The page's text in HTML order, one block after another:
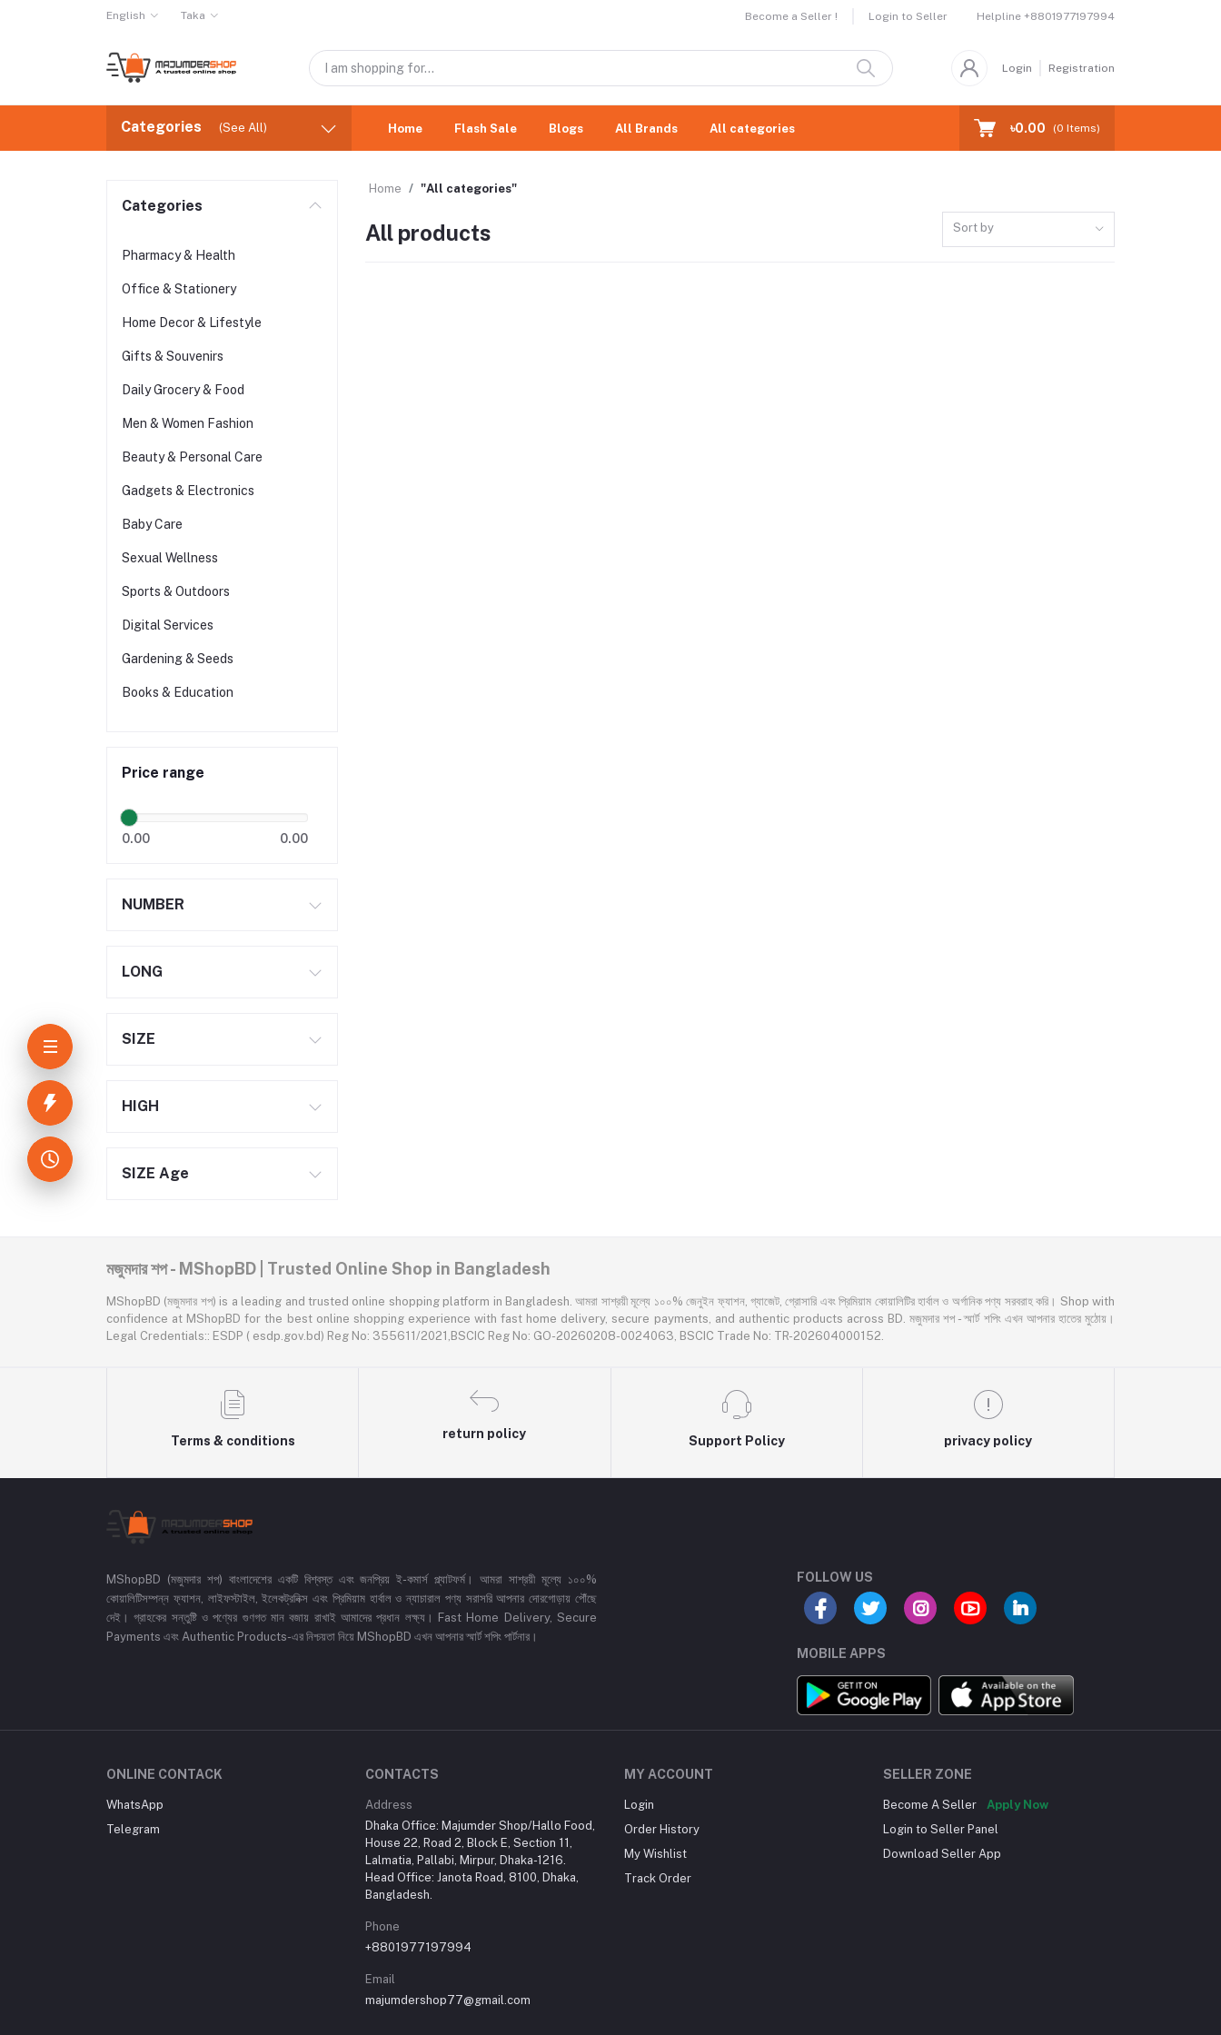
English Taka Become a Seller ! Login to Seller Helpline +8801977197994
Login Registration
Categories (See All) Home Flash Sale Blogs All Brands All categories ৳0.00 (0 Items)
Categories
Pharmacy & Health
Office & Stationery
Home Decor & Lifestyle
Gifts & Souvenirs
Daily Grocery & Food
Men & Women Fashion
Beauty & Personal Care
Gadgets & Electronics
Baby Care
Sexual Wellness
Sports & Outdoors
Digital Services
Gardening & Seeds
Books & Education
Price range
0.00 0.00
NUMBER
LONG
SIZE
HIGH
SIZE Age
Home "All categories"
All products Sort by
মজুমদার শপ - MShopBD | Trusted Online Shop in Bangladesh
MShopBD (মজুমদার শপ) is a leading and trusted online shopping platform in Bangladesh. আমরা সাশ্রয়ী মূল্যে ১০০% জেনুইন ফ্যাশন, গ্যাজেট, গ্রোসারি এবং প্রিমিয়াম কোয়ালিটির হার্বাল ও অর্গানিক পণ্য সরবরাহ করি। Shop with
confidence at MShopBD for the best online shopping experience with fast home delivery, secure payments, and authentic products across BD. মজুমদার শপ - স্মার্ট শপিং এখন আপনার হাতের মুঠোয়।
Legal Credentials:: ESDP ( esdp.gov.bd) Reg No: 355611/2021,BSCIC Reg No: GO-20260208-0024063, BSCIC Trade No: TR-202604000152.
Terms & conditions
return policy
Support Policy privacy policy
MShopBD (মজুমদার শপ) বাংলাদেশের একটি বিশ্বস্ত এবং জনপ্রিয় ই-কমার্স প্ল্যাটফর্ম। আমরা সাশ্রয়ী মূল্যে ১০০%
কোয়ালিটিসম্পন্ন ফ্যাশন, লাইফস্টাইল, ইলেকট্রনিক্স এবং প্রিমিয়াম হার্বাল ও ন্যাচারাল পণ্য সরাসরি আপনার দোরগোড়ায় পৌঁছে
দেই। গ্রাহকের সন্তুষ্টি ও পণ্যের গুণগত মান বজায় রাখাই আমাদের প্রধান লক্ষ্য। Fast Home Delivery, Secure
Payments এবং Authentic Products-এর নিশ্চয়তা নিয়ে MShopBD এখন আপনার স্মার্ট শপিং পার্টনার।
FOLLOW US
MOBILE APPS
ONLINE CONTACK
WhatsApp
Telegram
CONTACTS
Address
Dhaka Office: Majumder Shop/Hallo Food,
House 22, Road 2, Block E, Section 11,
Lalmatia, Pallabi, Mirpur, Dhaka-1216.
Head Office: Janota Road, 8100, Dhaka,
Bangladesh.
Phone
+8801977197994
Email
majumdershop77@gmail.com
MY ACCOUNT
Login
Order History
My Wishlist
Track Order
SELLER ZONE
Become A Seller
Apply Now
Login to Seller Panel
Download Seller App